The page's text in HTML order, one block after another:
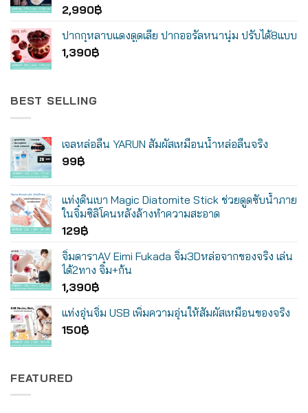
2,990฿
ปากกุหลาบแดงดูดเลีย ปากออรัลหนานุ่ม ปรับได้8แบบ
1,390฿
BEST SELLING
เจลหล่อลื่น YARUN สัมผัสเหมือนน้ำหล่อลื่นจริง
99฿
แท่งดินเบา Magic Diatomite Stick ช่วยดูดซับน้ำภาย
ในจิ๋มซิลิโคนหลังล้างทำความสะอาด
129฿
จิ๋มดาราAV Eimi Fukada จิ๋ม3Dหล่อจากของจริง เล่น
ได้2ทาง จิ๋ม+ก้น
1,390฿
แท่งอุ่นจิ๋ม USB เพิ่มความอุ่นให้สัมผัสเหมือนของจริง
150฿
FEATURED